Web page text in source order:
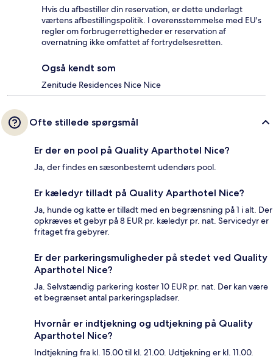
Hvis du afbestiller din reservation, er dette underlagt
værtens afbestillingspolitik. I overensstemmelse med EU's
regler om forbrugerrettigheder er reservation af
overnatning ikke omfattet af fortrydelsesretten.
Også kendt som
Zenitude Residences Nice Nice
Ofte stillede spørgsmål
Er der en pool på Quality Aparthotel Nice?
Ja, der findes en sæsonbestemt udendørs pool.
Er kæledyr tilladt på Quality Aparthotel Nice?
Ja, hunde og katte er tilladt med en begrænsning på 1 i alt. Der
opkræves et gebyr på 8 EUR pr. kæledyr pr. nat. Servicedyr er
fritaget fra gebyrer.
Er der parkeringsmuligheder på stedet ved Quality
Aparthotel Nice?
Ja. Selvstændig parkering koster 10 EUR pr. nat. Der kan være
et begrænset antal parkeringspladser.
Hvornår er indtjekning og udtjekning på Quality
Aparthotel Nice?
Indtjekning fra kl. 15.00 til kl. 21.00. Udtjekning er kl. 11.00.